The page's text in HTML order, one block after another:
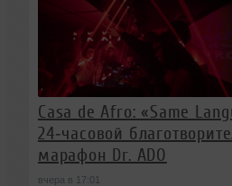
Casa de Afro: «Same
24‑часовой
марафон Dr. ADO
вчера в 17:01